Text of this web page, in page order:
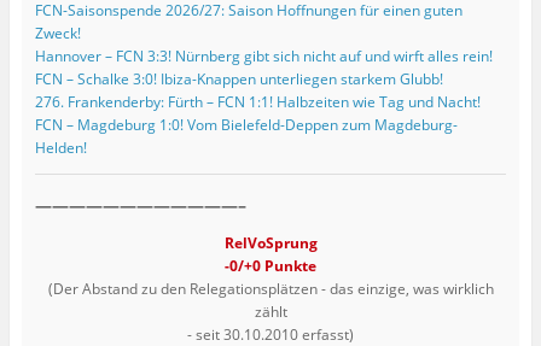
FCN-Saisonspende 2026/27: Saison Hoffnungen für einen guten
Zweck!
Hannover – FCN 3:3! Nürnberg gibt sich nicht auf und wirft alles rein!
FCN – Schalke 3:0! Ibiza-Knappen unterliegen starkem Glubb!
276. Frankenderby: Fürth – FCN 1:1! Halbzeiten wie Tag und Nacht!
FCN – Magdeburg 1:0! Vom Bielefeld-Deppen zum Magdeburg-
Helden!
————————————–
RelVoSprung
-0/+0 Punkte
(Der Abstand zu den Relegationsplätzen - das einzige, was wirklich
zählt
- seit 30.10.2010 erfasst)